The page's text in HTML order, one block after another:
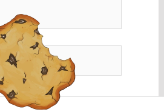
neste navegador para a